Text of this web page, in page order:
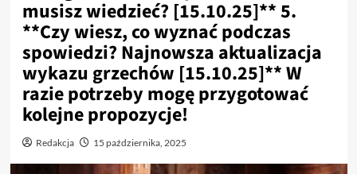
musisz wiedzieć? [15.10.25]** 5.
**Czy wiesz, co wyznać podczas
spowiedzi? Najnowsza aktualizacja
wykazu grzechów [15.10.25]** W
razie potrzeby mogę przygotować
kolejne propozycje!
Redakcja 15 października, 2025